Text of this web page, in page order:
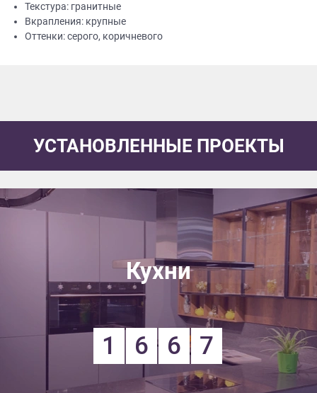
Текстура: гранитные
Вкрапления: крупные
Оттенки: серого, коричневого
УСТАНОВЛЕННЫЕ ПРОЕКТЫ
Кухни
1 6 6 7